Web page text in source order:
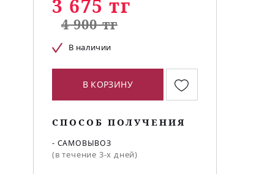
3 675 тг
4 900 тг
В наличии
В КОРЗИНУ
СПОСОБ ПОЛУЧЕНИЯ
- САМОВЫВОЗ
(в течение 3-х дней)